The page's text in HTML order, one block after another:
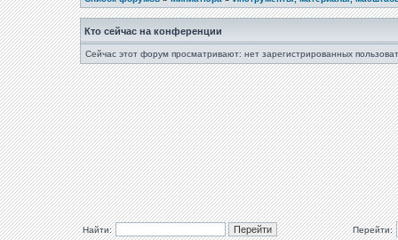
Кто сейчас на конференции
Сейчас этот форум просматривают: нет зарегистрированных
Найти: Перейти: